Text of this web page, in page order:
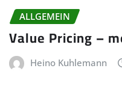
ALLGEMEIN
Value Pricing –
Heino Kuhlemann